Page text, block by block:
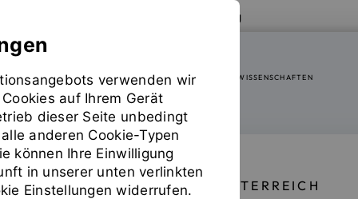
Zur Website der OTH Regensburg
FAKULTÄT SOZIAL- UND GESUNDHEITSWISSENSCHAFTEN
KLINIKPRAKTIKUM IN ÖSTERREICH
verwenden wir
auf Ihrem Gerät
dieser Seite unbedingt
anderen Cookie-Typen
können Ihre Einwilligung
in unserer unten verlinkten
Einstellungen widerrufen.